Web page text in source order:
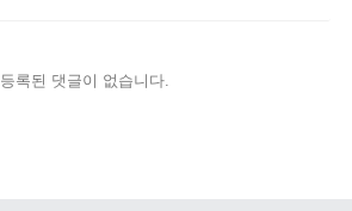
등록된 댓글이 없습니다.